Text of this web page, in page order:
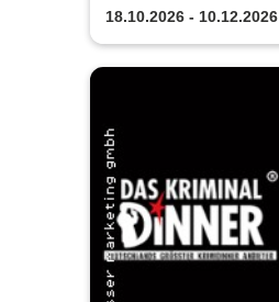
18.10.2026 - 10.12.2026